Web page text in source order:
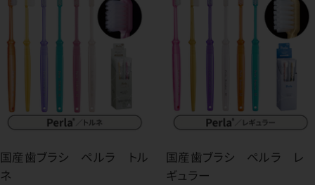
国産歯ブラシ ペルラ トル
ネ
国産歯ブラシ ペルラ レ
ギュラー